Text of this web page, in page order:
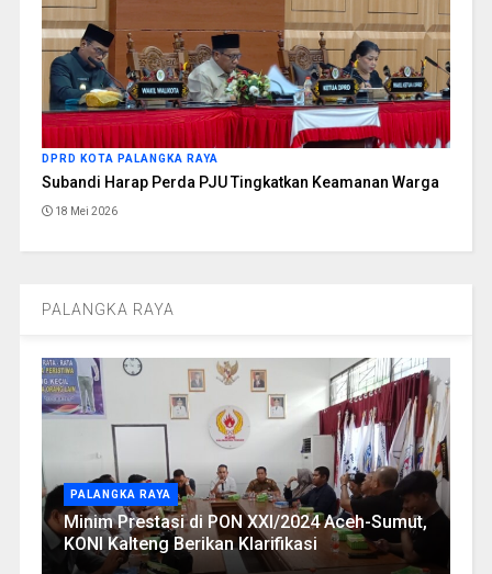
DPRD KOTA PALANGKA RAYA
Subandi Harap Perda PJU Tingkatkan Keamanan Warga
18 Mei 2026
PALANGKA RAYA
PALANGKA RAYA
Minim Prestasi di PON XXI/2024 Aceh-Sumut,
KONI Kalteng Berikan Klarifikasi